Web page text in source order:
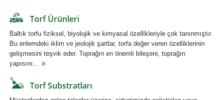
Torf Ürünleri
Baltık torfu fiziksel, biyolojik ve kimyasal özellikleriyle çok tanınmıştır.
Bu enlemdeki iklim ve jeolojik şartlar, torfa değer veren özelliklerinin
gelişmesini teşvik eder. Toprağın en önemli bileşeni, toprağın
yapısını...
Torf Substratları